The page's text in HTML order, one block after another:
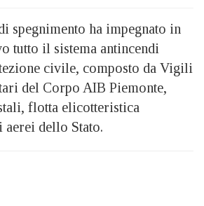
spegnimento ha impegnato in
tutto il sistema antincendi
civile, composto da Vigili
del Corpo AIB Piemonte,
flotta elicotteristica
aerei dello Stato.